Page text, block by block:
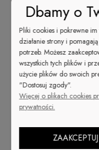
Żel T3 Fibergel -
Barwa: bielszy-biały
Pojemność 15 g.
Kolorowy żel
elastyczny. Idealny do
wyglądających paznokci
pięknego i trwałego
zostawia smug.
Zastanawiasz się co
trwały przez długi czas?
paznokcie, wyrównać
kolor. Biały żel od
Dbamy o
Pliki cookies i pokrewne
działanie strony i
potrzeb. Możesz
wszystkich tych plików i
użycie plików do swoich
"Dostosuj zgody".
Więcej o plikach cookies
prywatności.